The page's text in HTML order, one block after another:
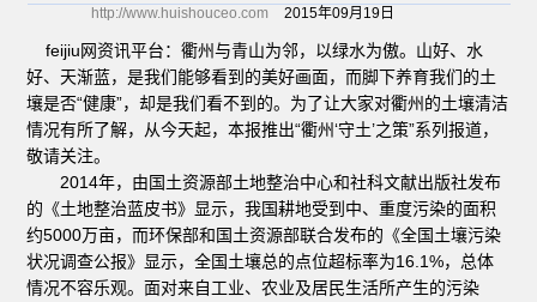
http://www.huishouceo.com 2015年09月19日
feijiu网资讯平台：衢州与青山为邻，以绿水为傲。山好、水
好、天渐蓝，是我们能够看到的美好画面，而脚下养育我们的土
壤是否“健康”，却是我们看不到的。为了让大家对衢州的土壤清洁
情况有所了解，从今天起，本报推出“衢州‘守土’之策”系列报道，
敬请关注。
2014年，由国土资源部土地整治中心和社科文献出版社发布
的《土地整治蓝皮书》显示，我国耕地受到中、重度污染的面积
约5000万亩，而环保部和国土资源部联合发布的《全国土壤污染
状况调查公报》显示，全国土壤总的点位超标率为16.1%，总体
情况不容乐观。面对来自工业、农业及居民生活所产生的污染